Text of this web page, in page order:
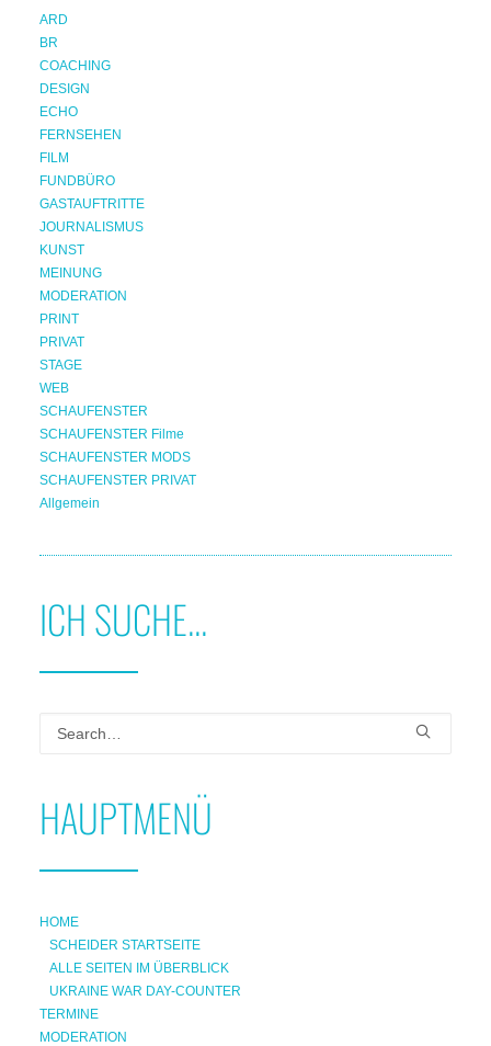
ARD
BR
COACHING
DESIGN
ECHO
FERNSEHEN
FILM
FUNDBÜRO
GASTAUFTRITTE
JOURNALISMUS
KUNST
MEINUNG
MODERATION
PRINT
PRIVAT
STAGE
WEB
SCHAUFENSTER
SCHAUFENSTER Filme
SCHAUFENSTER MODS
SCHAUFENSTER PRIVAT
Allgemein
ICH SUCHE...
HAUPTMENÜ
HOME
SCHEIDER STARTSEITE
ALLE SEITEN IM ÜBERBLICK
UKRAINE WAR DAY-COUNTER
TERMINE
MODERATION